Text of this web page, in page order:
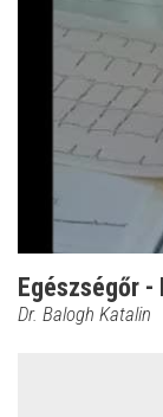
Egészségőr
Dr. Balogh Katalin